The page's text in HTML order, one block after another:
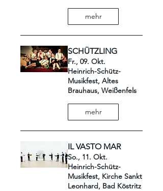
mehr
SCHÜTZLING
Fr., 09. Okt.
Heinrich-Schütz-
Musikfest, Altes
Brauhaus, Weißenfels
mehr
IL VASTO MAR
So., 11. Okt.
Heinrich-Schütz-
Musikfest, Kirche Sankt
Leonhard, Bad Köstritz